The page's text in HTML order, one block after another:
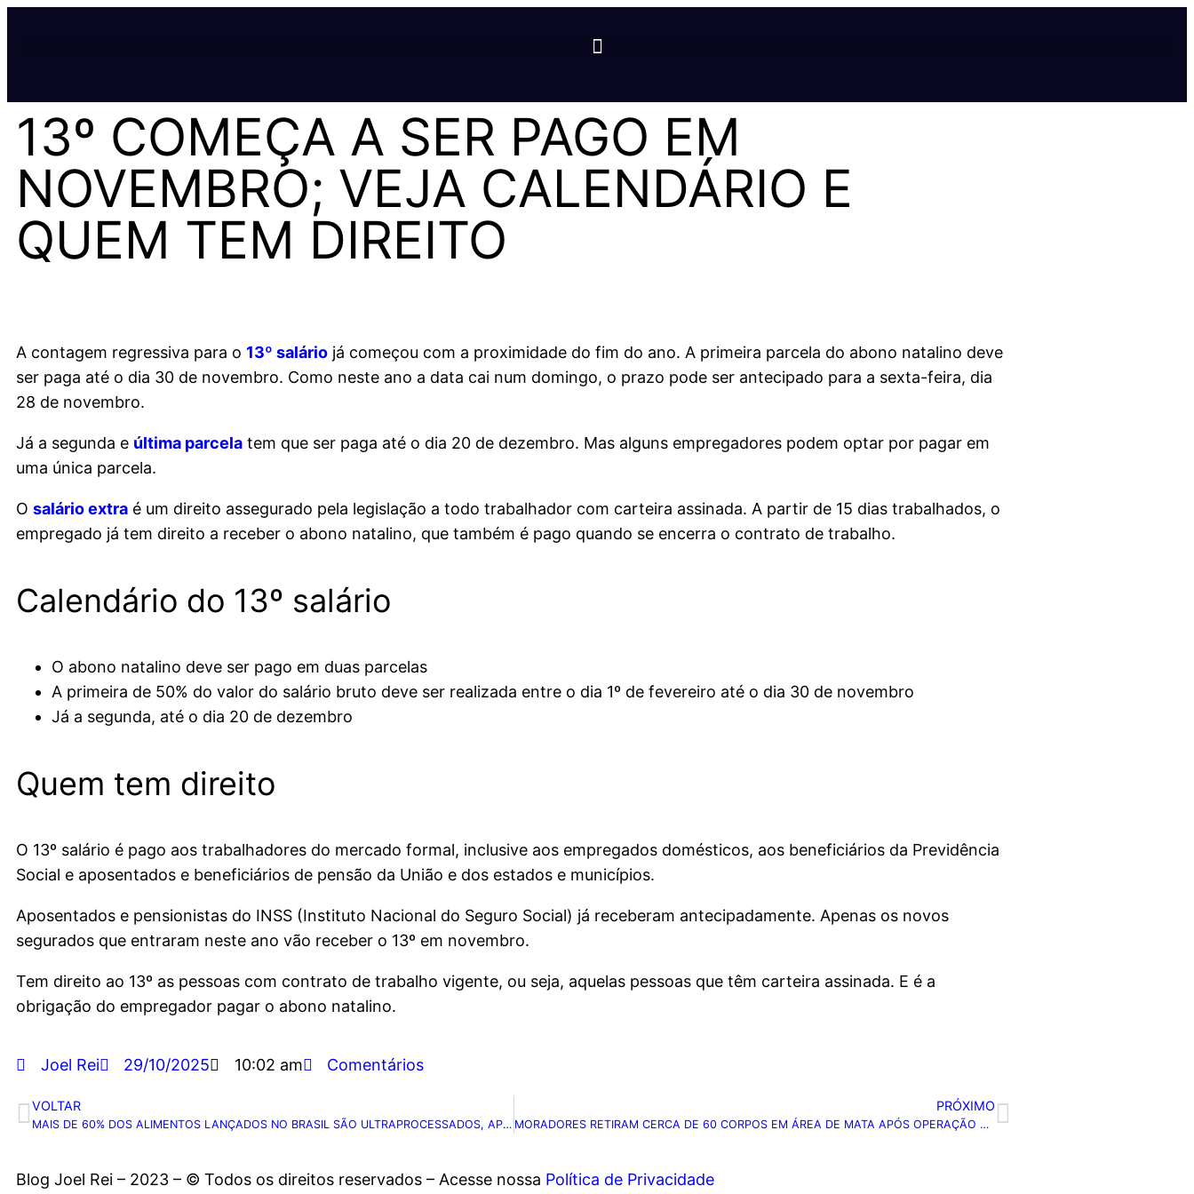
13º COMEÇA A SER PAGO EM
NOVEMBRO; VEJA CALENDÁRIO E
QUEM TEM DIREITO
A contagem regressiva para o 13º salário já começou com a proximidade do fim do ano. A primeira parcela do abono natalino deve
ser paga até o dia 30 de novembro. Como neste ano a data cai num domingo, o prazo pode ser antecipado para a sexta-feira, dia
28 de novembro.
Já a segunda e última parcela tem que ser paga até o dia 20 de dezembro. Mas alguns empregadores podem optar por pagar em
uma única parcela.
O salário extra é um direito assegurado pela legislação a todo trabalhador com carteira assinada. A partir de 15 dias trabalhados, o
empregado já tem direito a receber o abono natalino, que também é pago quando se encerra o contrato de trabalho.
Calendário do 13º salário
O abono natalino deve ser pago em duas parcelas
A primeira de 50% do valor do salário bruto deve ser realizada entre o dia 1º de fevereiro até o dia 30 de novembro
Já a segunda, até o dia 20 de dezembro
Quem tem direito
O 13º salário é pago aos trabalhadores do mercado formal, inclusive aos empregados domésticos, aos beneficiários da Previdência
Social e aposentados e beneficiários de pensão da União e dos estados e municípios.
Aposentados e pensionistas do INSS (Instituto Nacional do Seguro Social) já receberam antecipadamente. Apenas os novos
segurados que entraram neste ano vão receber o 13º em novembro.
Tem direito ao 13º as pessoas com contrato de trabalho vigente, ou seja, aquelas pessoas que têm carteira assinada. E é a
obrigação do empregador pagar o abono natalino.
Joel Rei 29/10/2025 10:02 am Comentários
VOLTAR
MAIS DE 60% DOS ALIMENTOS LANÇADOS NO BRASIL SÃO ULTRAPROCESSADOS, APONTA RELATÓRIO
PRÓXIMO
MORADORES RETIRAM CERCA DE 60 CORPOS EM ÁREA DE MATA APÓS OPERAÇÃO NO RJ
Blog Joel Rei – 2023 – © Todos os direitos reservados – Acesse nossa Política de Privacidade